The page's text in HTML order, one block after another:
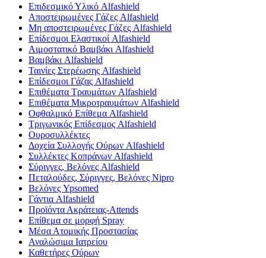
Επιδεσμικό Υλικό Alfashield
Αποστειρωμένες Γάζες Alfashield
Μη αποστειρωμένες Γάζες Alfashield
Επίδεσμοι Ελαστικοί Alfashield
Αιμοστατικό Βαμβάκι Alfashield
Βαμβάκι Alfashield
Ταινίες Στερέωσης Alfashield
Επίδεσμοι Γάζας Alfashield
Επιθέματα Τραυμάτων Alfashield
Επιθέματα Μικροτραυμάτων Alfashield
Οφθαλμικό Eπίθεμα Alfashield
Τριγωνικός Επίδεσμος Alfashield
Ουροσυλλέκτες
Δοχεία Συλλογής Ούρων Alfashield
Συλλέκτες Κοπράνων Alfashield
Σύριγγες, Βελόνες Alfashield
Πεταλούδες, Σύριγγες, Βελόνες Nipro
Βελόνες Ypsomed
Γάντια Alfashield
Προϊόντα Ακράτειας-Attends
Επίθεμα σε μορφή Spray
Μέσα Ατομικής Προστασίας
Αναλώσιμα Ιατρείου
Καθετήρες Ούρων